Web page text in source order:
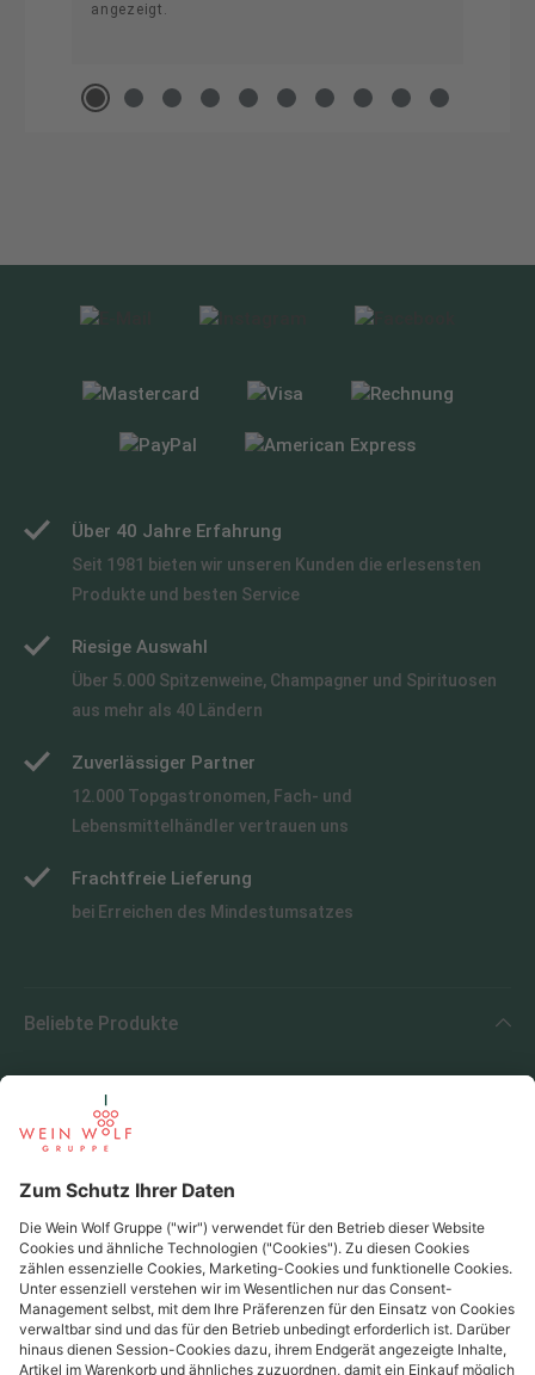
angezeigt.
Über 40 Jahre Erfahrung
Seit 1981 bieten wir unseren Kunden die erlesensten
Produkte und besten Service
Riesige Auswahl
Über 5.000 Spitzenweine, Champagner und Spirituosen
aus mehr als 40 Ländern
Zuverlässiger Partner
12.000 Topgastronomen, Fach- und
Lebensmittelhändler vertrauen uns
Frachtfreie Lieferung
bei Erreichen des Mindestumsatzes
Beliebte Produkte
Beliebte Regionen
Beliebte Produzenten
Wein Wolf
Wein Wolf GmbH